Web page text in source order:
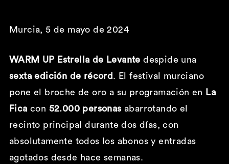
Murcia, 5 de mayo de 2024
WARM UP Estrella de Levante despide una
sexta edición de récord . El festival murciano
pone el broche de oro a su programación en
La
Fica con 52.000 personas abarrotando el
recinto principal durante dos días, con
absolutamente todos los abonos y entradas
agotados desde hace semanas.